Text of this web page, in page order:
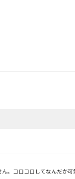
。コロコロしてなんだか可